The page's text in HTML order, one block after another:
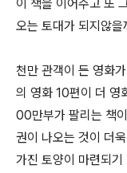
이 책을 이어주고 또
오는 토대가 되지않
천만 관객이 든 영화
의 영화 10편이 더 영
00만부가 팔리는 책
권이 나오는 것이 더
가진 토양이 마련되